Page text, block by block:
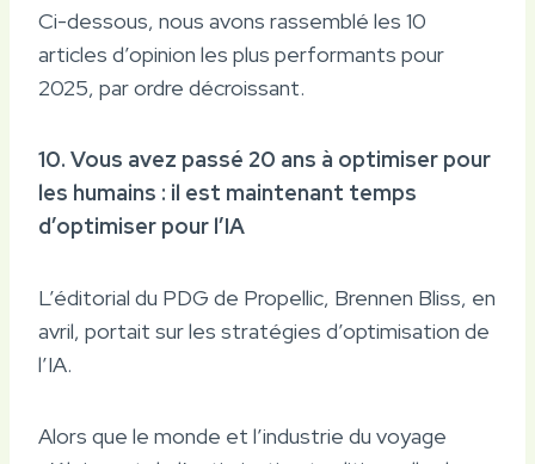
Ci-dessous, nous avons rassemblé les 10
articles d’opinion les plus performants pour
2025, par ordre décroissant.
10. Vous avez passé 20 ans à optimiser pour
les humains : il est maintenant temps
d’optimiser pour l’IA
L’éditorial du PDG de Propellic, Brennen Bliss, en
avril, portait sur les stratégies d’optimisation de
l’IA.
Alors que le monde et l’industrie du voyage